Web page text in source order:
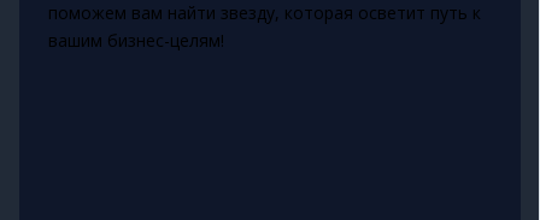
поможем вам найти звезду, которая осветит путь к
вашим бизнес-целям!